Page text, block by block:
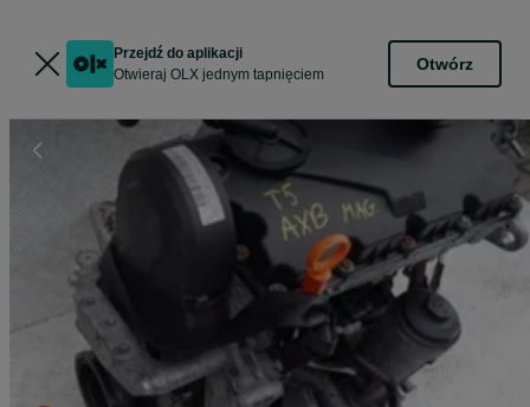
Przejdź do aplikacji
Otwieraj OLX jednym tapnięciem
Otwórz